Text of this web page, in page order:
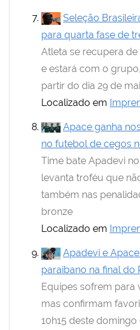
Seleção
para quarta fase de
Atleta se recupera
e estará com o
partir do dia 29 de
Localizado em
Apace ganha
no futebol de cegos
Time bate Apadevi
levanta troféu que
também nas
bronze
Localizado em
Apadevi e
paraibano na final do
Equipes sofrem para
mas confirmam
10h15 deste domingo